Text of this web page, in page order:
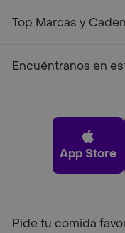
Top Marcas y
Encuéntranos en
App Store
Pide tu comida